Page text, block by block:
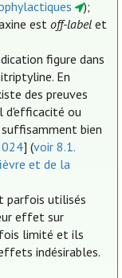
);
estoff-label et
figure dans
En
des preuves
d'efficacité ou
suffisamment bien
] (voir 8.1.
et de la
parfois utilisés
effet sur
limité et ils
indésirables.